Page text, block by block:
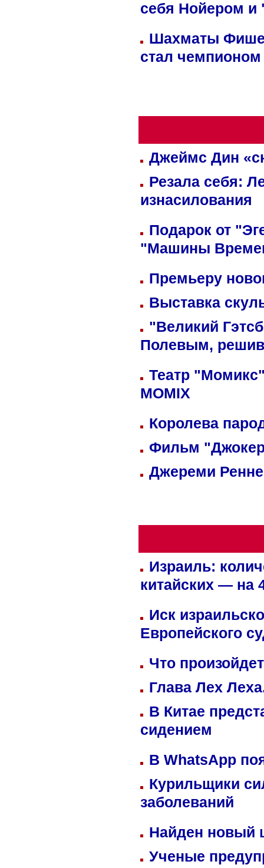
себя Нойером и
Шахматы
стал
Джеймс Дин
Резала себя:
изнасилования
Подарок от
"Машины
Премьеру
Выставка
"Великий
Полевым,
Театр
MOMIX
Королева
Фильм
Джереми
Израиль:
китайских — на
Иск
Европейского
Что
Глава Лех
В Китае
сидением
В WhatsApp
Курильщики
заболеваний
Найден
Ученые